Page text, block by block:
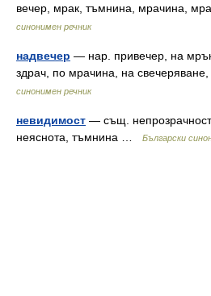
вечер, мрак, тъмнина, мрачина,
синонимен речник
надвечер — нар. привечер, на
здрач, по мрачина, на
синонимен речник
невидимост — същ.
неяснота, тъмнина …
Български